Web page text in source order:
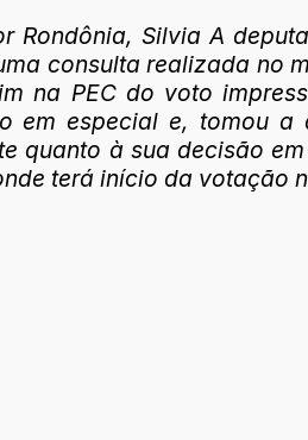
Rondônia, Silvia A
consulta realizada no
na PEC do voto
em especial e, tomou a
quanto à sua decisão
terá início da votação